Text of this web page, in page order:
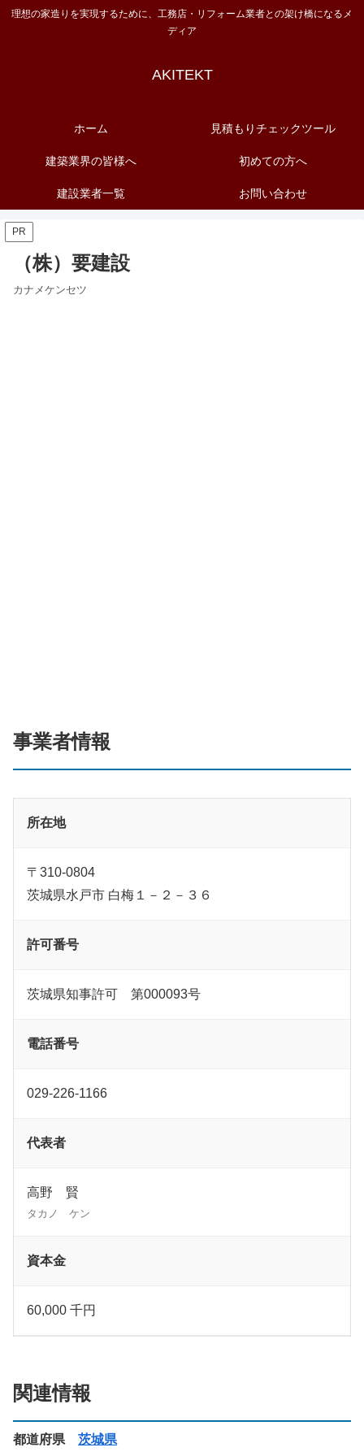
理想の家造りを実現するために、工務店・リフォーム業者との架け橋になるメ
ディア
AKITEKT
ホーム 見積もりチェックツール
建築業界の皆様へ 初めての方へ
建設業者一覧 お問い合わせ
PR
（株）要建設
カナメケンセツ
事業者情報
所在地
〒310-0804
茨城県水戸市 白梅１－２－３６
許可番号
茨城県知事許可 第000093号
電話番号
029-226-1166
代表者
高野 賢
タカノ ケン
資本金
60,000 千円
関連情報
都道府県 茨城県